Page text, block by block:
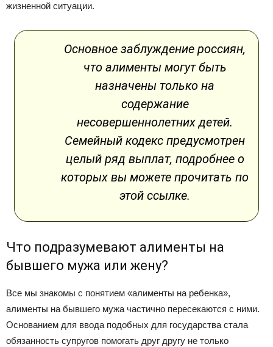
жизненной ситуации.
Основное заблуждение россиян,
что алименты могут быть
назначены только на
содержание
несовершеннолетних детей.
Семейный кодекс предусмотрен
целый ряд выплат, подробнее о
которых вы можете прочитать по
этой ссылке.
Что подразумевают алименты на
бывшего мужа или жену?
Все мы знакомы с понятием «алименты на ребенка»,
алименты на бывшего мужа частично пересекаются с ними.
Основанием для ввода подобных для государства стала
обязанность супругов помогать друг другу не только